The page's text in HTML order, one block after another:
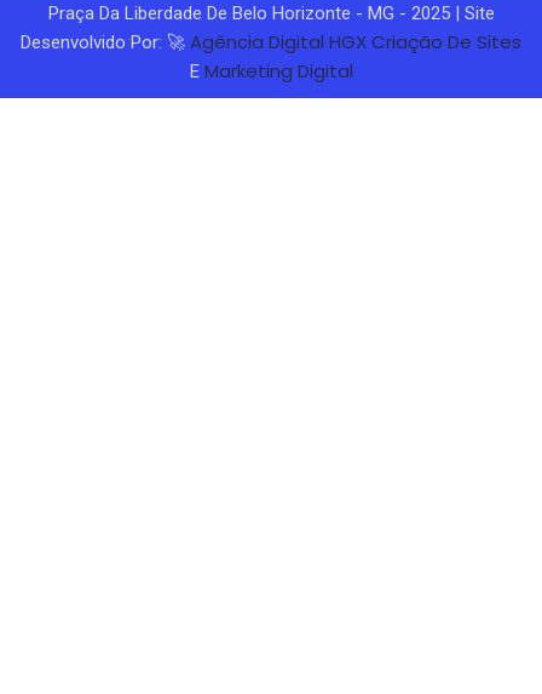
Praça Da Liberdade De Belo Horizonte - MG - 2025 | Site
Desenvolvido Por: 🚀 Agência Digital HGXCriação De Sites
E Marketing Digital